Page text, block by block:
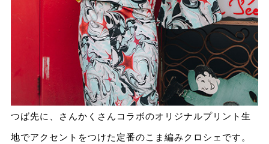
つば先に、さんかくさんコラボのオリジナルプリント生
地でアクセントをつけた定番のこま編みクロシェです。